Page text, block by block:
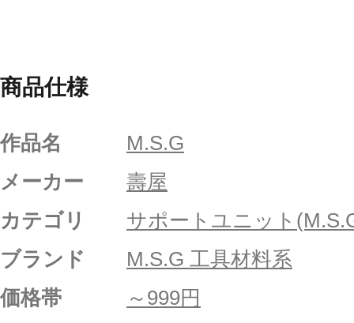
商品仕様
作品名
M.S.G
メーカー
壽屋
カテゴリ
サポートユニット
ブランド
M.S.G 工具材料系
価格帯
～999円